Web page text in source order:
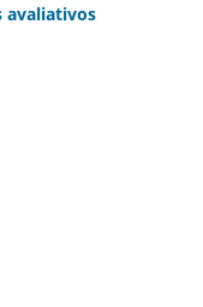
avaliativos